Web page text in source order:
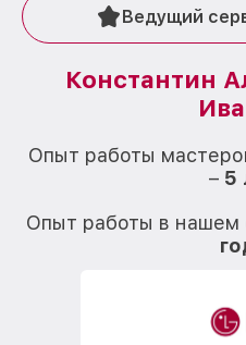
Ведущий
Константин
Опыт работы
– 5
Опыт работы в нашем